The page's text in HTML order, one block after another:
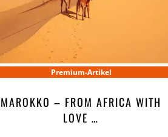
Premium-Artikel
MAROKKO – FROM AFRICA WITH
LOVE …